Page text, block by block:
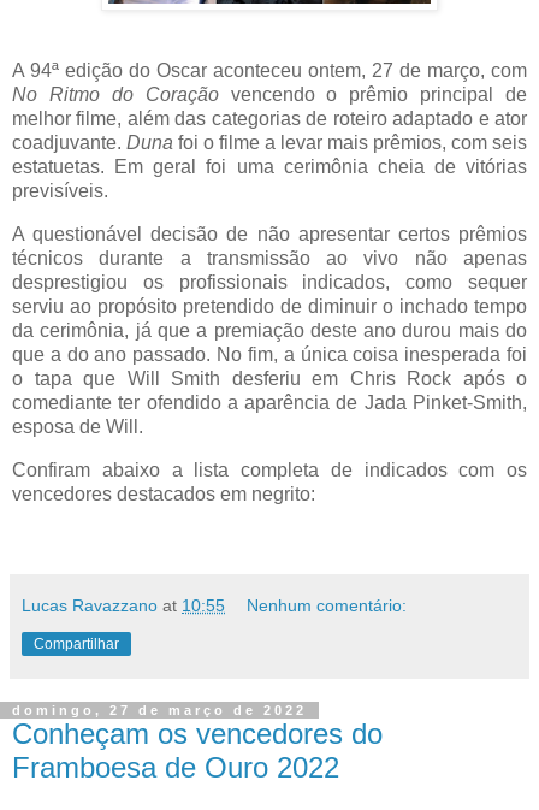
A 94ª edição do Oscar aconteceu ontem, 27 de março, com
No Ritmo do Coração vencendo o prêmio principal de
melhor filme, além das categorias de roteiro adaptado e ator
coadjuvante. Duna foi o filme a levar mais prêmios, com seis
estatuetas. Em geral foi uma cerimônia cheia de vitórias
previsíveis.
A questionável decisão de não apresentar certos prêmios
técnicos durante a transmissão ao vivo não apenas
desprestigiou os profissionais indicados, como sequer
serviu ao propósito pretendido de diminuir o inchado tempo
da cerimônia, já que a premiação deste ano durou mais do
que a do ano passado. No fim, a única coisa inesperada foi
o tapa que Will Smith desferiu em Chris Rock após o
comediante ter ofendido a aparência de Jada Pinket-Smith,
esposa de Will.
Confiram abaixo a lista completa de indicados com os
vencedores destacados em negrito:
Lucas Ravazzano at 10:55 Nenhum comentário:
Compartilhar
domingo, 27 de março de 2022
Conheçam os vencedores do
Framboesa de Ouro 2022